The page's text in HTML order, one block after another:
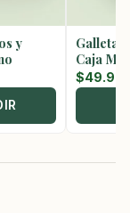
y
Galletas
Caja
$